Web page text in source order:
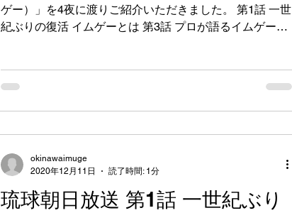
ゲー）」を4夜に渡りご紹介いただきました。 第1話 一世
紀ぶりの復活 イムゲーとは 第3話 プロが語るイムゲーの
琉球朝日放送 第1話 一世紀ぶり
okinawaimuge
2020年12月11日
読了時間: 1分